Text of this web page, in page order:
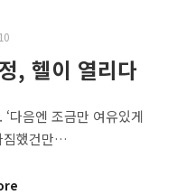
, 헬이 열리다
다음엔 조금만 여유있게
짐했건만…